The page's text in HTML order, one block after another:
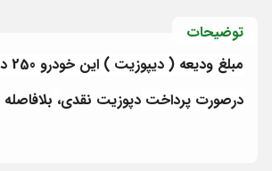
توضیحات
مبلغ ودیعه ( دیپوزیت ) این خودرو 250 دلار می باشد که با انتخاب یکی از بیمه های مکمل و برخورداری از پوشش حداکثری بیمه، نیازی به پرداخت ودیعه نمی باشد.
درصورت پرداخت دپوزیت نقدی، بلافاصله